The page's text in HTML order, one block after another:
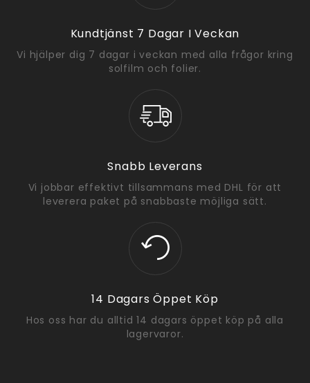
Kundtjänst 7 Dagar I Veckan
Vi hjälper dig 7 dagar i veckan med alla frågor kring
solfilm och folier.
Snabb Leverans
Vi jobbar effektivt tillsammans med DHL för att
leverera paket på snabbaste möjliga sätt.
14 Dagars Öppet Köp
Hos oss har du alltid 14 dagars öppet köp på alla
lagervaror.